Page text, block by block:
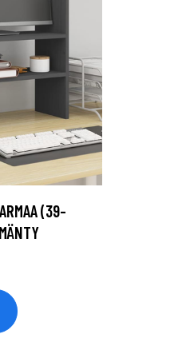
(39-